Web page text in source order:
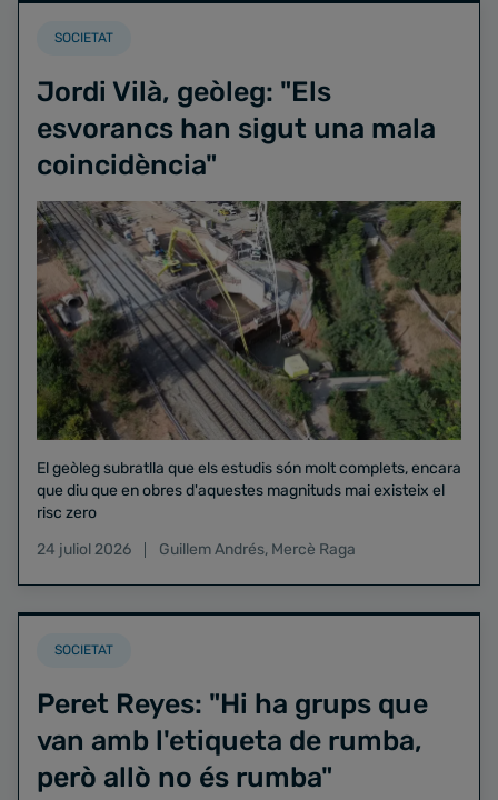
SOCIETAT
Jordi Vilà, geòleg: "Els
esvorancs han sigut una mala
coincidència"
El geòleg subratlla que els estudis són molt complets, encara
que diu que en obres d'aquestes magnituds mai existeix el
risc zero
24 juliol 2026
Guillem Andrés, Mercè Raga
SOCIETAT
Peret Reyes: "Hi ha grups que
van amb l'etiqueta de rumba,
però allò no és rumba"